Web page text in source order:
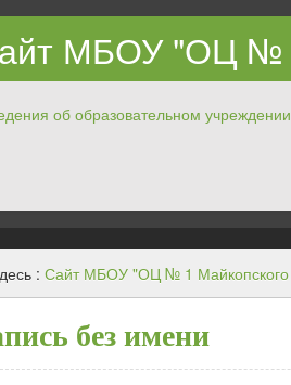
МБОУ "ОЦ №
об образовательном учреждении
: Сайт МБОУ "ОЦ № 1 Майкопского
без имени